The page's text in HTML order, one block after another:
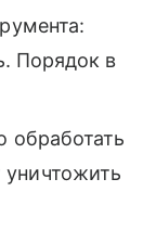
Порядок в
обработать